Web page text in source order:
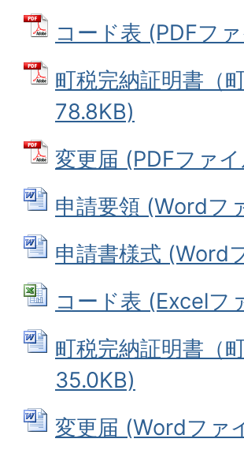
コード表 (PDFフ
町税完納証明書（
78.8KB)
変更届 (PDFファ
申請要領 (Wordフ
申請書様式 (Word
コード表 (Excelフ
町税完納証明書（
35.0KB)
変更届 (Wordファ